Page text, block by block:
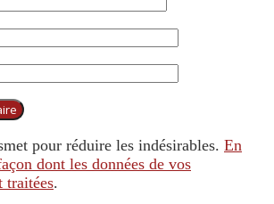
pour réduire les indésirables. En
dont les données de vos
traitées.